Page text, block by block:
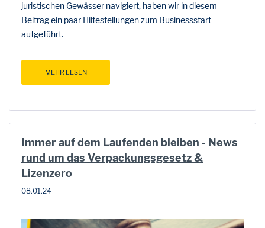
juristischen Gewässer navigiert, haben wir in diesem
Beitrag ein paar Hilfestellungen zum Businessstart
aufgeführt.
MEHR LESEN
Immer auf dem Laufenden bleiben - News
rund um das Verpackungsgesetz &
Lizenzero
08.01.24